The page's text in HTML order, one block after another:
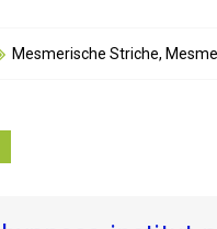
Mesmerische Striche,